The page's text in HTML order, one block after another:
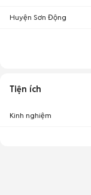
Huyện Sơn Động
Tiện ích
Kinh nghiệm